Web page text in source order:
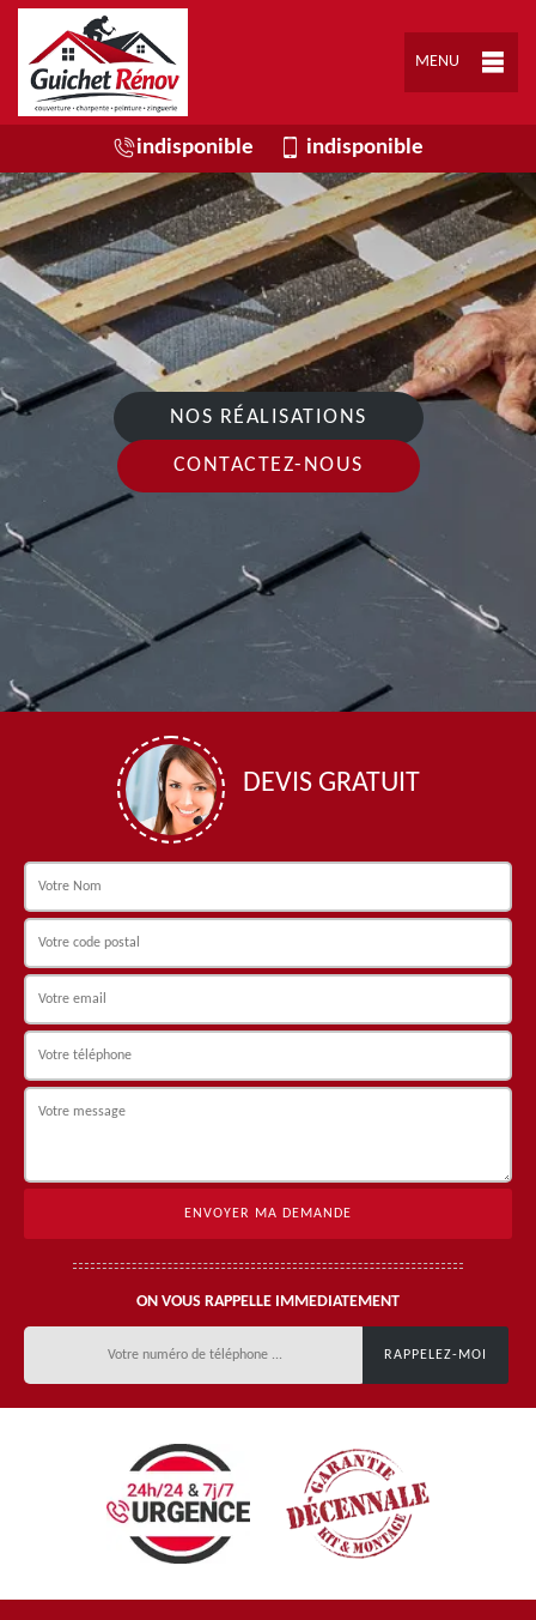
MENU
indisponible indisponible
NOS RÉALISATIONS
CONTACTEZ-NOUS
DEVIS GRATUIT
ON VOUS RAPPELLE IMMEDIATEMENT